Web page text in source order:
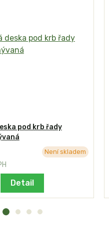
pod krb řady
Není skladem
Detail